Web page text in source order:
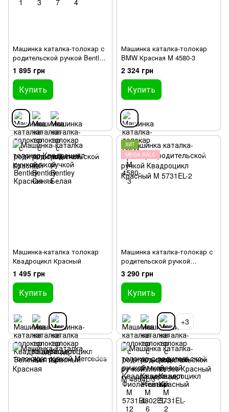
Машинка каталка-толокар с
родительской ручкой Bentley
Красная
1 895 грн
Купить
Машинка каталка-толокар
BMW Красная M 4580-3
2 324 грн
Купить
Машинка-каталка толокар
Квадроцикл Красный
1 495 грн
Купить
ХИТ
MEGA SALE
Машинка каталка-толокар с
родительской ручкой
Квадроцикл Красный M
5731EL-2
3 290 грн
Купить
+3